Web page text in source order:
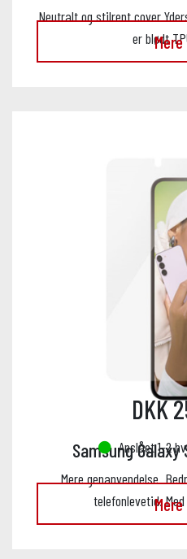
Neutralt og stilrent cover
er blødt
Samsung
Mere genanvendelse.
telefonlevetid.
DKK
Anslået 1-2